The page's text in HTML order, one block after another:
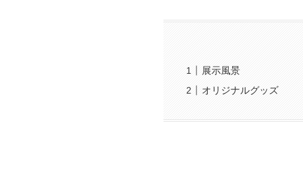
展示風景
オリジナルグッズ